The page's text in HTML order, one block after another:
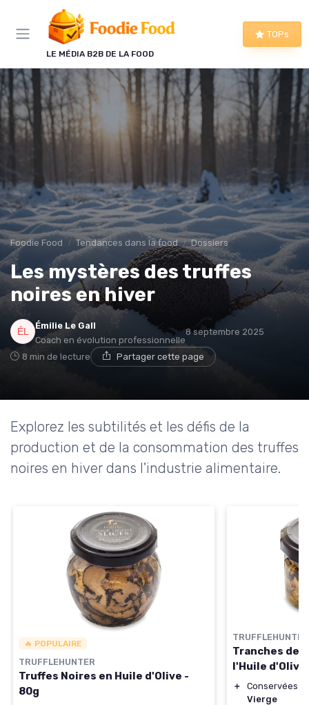
LE MÉDIA B2B DE LA FOOD
TOPs
Foodie Food Tendances dans la food Dossiers
Les mystères des truffes
noires en hiver
Émilie Le Gall
Coach en évolution professionnelle
8 septembre 2025
8 min de lecture Partager cette page
Explorez les subtilités et les défis de la
production et de la consommation des truffes
noires en hiver dans l'industrie alimentaire.
🔥 POPULAIRE
TRUFFLEHUNTER
Truffes Noires en Huile d'Olive -
80g
TRUFFLEHUNTER
Tranches de
l'Huile d'Olive
＋
Conservées
Vierge
Panneau de gestion des cookies